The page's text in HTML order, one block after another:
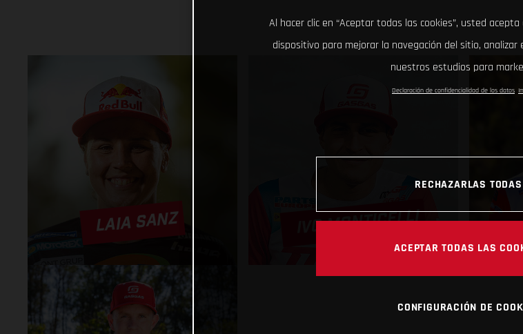
LAIA SANZ IVO MONTICELLI
Al hacer clic en “Aceptar todas las cookies”, usted
dispositivo para mejorar la navegación del sitio, analizar
nuestros estudios para
Declaración de confidencialidad de los datos
RECHAZARLAS TODAS
ACEPTAR TODAS LAS
CONFIGURACIÓN DE